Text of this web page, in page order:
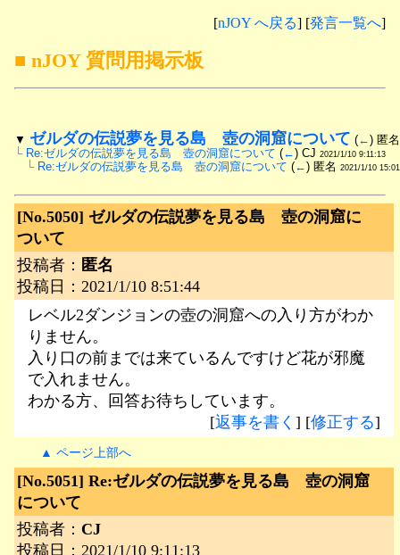
[nJOY へ戻る] [発言一覧へ]
■ nJOY 質問用掲示板
▼ ゼルダの伝説夢を見る島　壺の洞窟について (←) 匿
└ Re:ゼルダの伝説夢を見る島　壺の洞窟について (←) CJ 2021/1/10 9:11:13
└ Re:ゼルダの伝説夢を見る島　壺の洞窟について (←) 匿名 2021/1/10
[No.5050] ゼルダの伝説夢を見る島 壺の洞窟に
ついて
投稿者： 匿名
投稿日：2021/1/10 8:51:44
レベル2ダンジョンの壺の洞窟への入り方がわか
りません。
入り口の前までは来ているんですけど花が邪魔
で入れません。
わかる方、回答お待ちしています。
[返事を書く] [修正する]
▲ ページ上部へ
[No.5051] Re:ゼルダの伝説夢を見る島 壺の洞窟
について
投稿者： CJ
投稿日：2021/1/10 9:11:13